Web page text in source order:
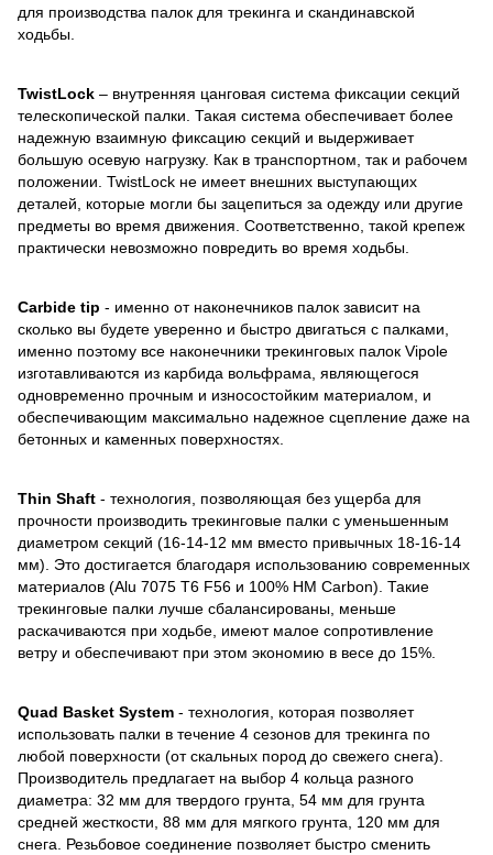
для производства палок для трекинга и скандинавской
ходьбы.
TwistLock – внутренняя цанговая система фиксации секций
телескопической палки. Такая система обеспечивает более
надежную взаимную фиксацию секций и выдерживает
большую осевую нагрузку. Как в транспортном, так и рабочем
положении. TwistLock не имеет внешних выступающих
деталей, которые могли бы зацепиться за одежду или другие
предметы во время движения. Соответственно, такой крепеж
практически невозможно повредить во время ходьбы.
Carbide tip - именно от наконечников палок зависит на
сколько вы будете уверенно и быстро двигаться с палками,
именно поэтому все наконечники трекинговых палок Vipole
изготавливаются из карбида вольфрама, являющегося
одновременно прочным и износостойким материалом, и
обеспечивающим максимально надежное сцепление даже на
бетонных и каменных поверхностях.
Thin Shaft - технология, позволяющая без ущерба для
прочности производить трекинговые палки с уменьшенным
диаметром секций (16-14-12 мм вместо привычных 18-16-14
мм). Это достигается благодаря использованию современных
материалов (Alu 7075 T6 F56 и 100% HM Carbon). Такие
трекинговые палки лучше сбалансированы, меньше
раскачиваются при ходьбе, имеют малое сопротивление
ветру и обеспечивают при этом экономию в весе до 15%.
Quad Basket System - технология, которая позволяет
использовать палки в течение 4 сезонов для трекинга по
любой поверхности (от скальных пород до свежего снега).
Производитель предлагает на выбор 4 кольца разного
диаметра: 32 мм для твердого грунта, 54 мм для грунта
средней жесткости, 88 мм для мягкого грунта, 120 мм для
снега. Резьбовое соединение позволяет быстро сменить